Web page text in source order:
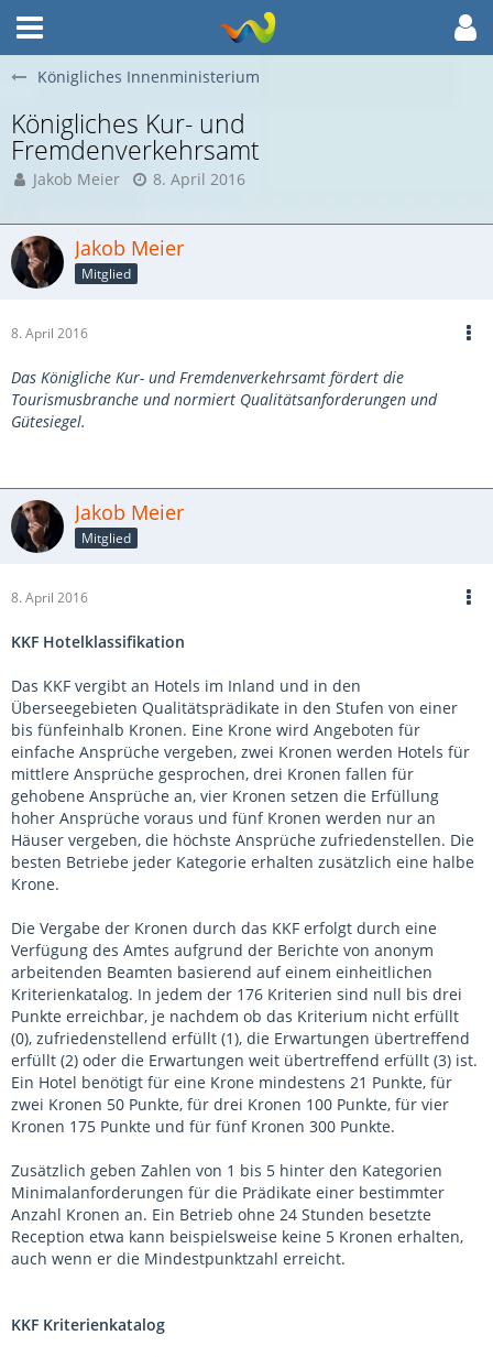
Königliches Innenministerium
Königliches Kur- und
Fremdenverkehrsamt
Jakob Meier 8. April 2016
Jakob Meier
Mitglied
8. April 2016
Das Königliche Kur- und Fremdenverkehrsamt fördert die
Tourismusbranche und normiert Qualitätsanforderungen und
Gütesiegel.
Jakob Meier
Mitglied
8. April 2016
KKF Hotelklassifikation
Das KKF vergibt an Hotels im Inland und in den
Überseegebieten Qualitätsprädikate in den Stufen von einer
bis fünfeinhalb Kronen. Eine Krone wird Angeboten für
einfache Ansprüche vergeben, zwei Kronen werden Hotels für
mittlere Ansprüche gesprochen, drei Kronen fallen für
gehobene Ansprüche an, vier Kronen setzen die Erfüllung
hoher Ansprüche voraus und fünf Kronen werden nur an
Häuser vergeben, die höchste Ansprüche zufriedenstellen. Die
besten Betriebe jeder Kategorie erhalten zusätzlich eine halbe
Krone.
Die Vergabe der Kronen durch das KKF erfolgt durch eine
Verfügung des Amtes aufgrund der Berichte von anonym
arbeitenden Beamten basierend auf einem einheitlichen
Kriterienkatalog. In jedem der 176 Kriterien sind null bis drei
Punkte erreichbar, je nachdem ob das Kriterium nicht erfüllt
(0), zufriedenstellend erfüllt (1), die Erwartungen übertreffend
erfüllt (2) oder die Erwartungen weit übertreffend erfüllt (3) ist.
Ein Hotel benötigt für eine Krone mindestens 21 Punkte, für
zwei Kronen 50 Punkte, für drei Kronen 100 Punkte, für vier
Kronen 175 Punkte und für fünf Kronen 300 Punkte.
Zusätzlich geben Zahlen von 1 bis 5 hinter den Kategorien
Minimalanforderungen für die Prädikate einer bestimmter
Anzahl Kronen an. Ein Betrieb ohne 24 Stunden besetzte
Reception etwa kann beispielsweise keine 5 Kronen erhalten,
auch wenn er die Mindestpunktzahl erreicht.
KKF Kriterienkatalog